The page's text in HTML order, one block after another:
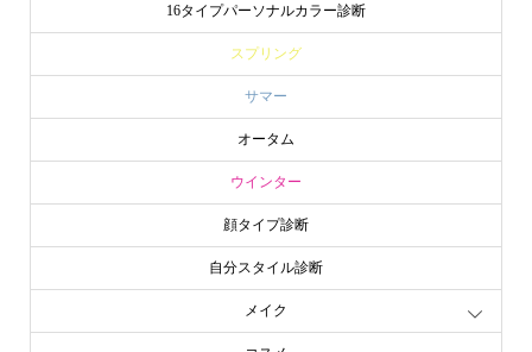
16タイプパーソナルカラー診断
スプリング
サマー
オータム
ウインター
顔タイプ診断
自分スタイル診断
メイク